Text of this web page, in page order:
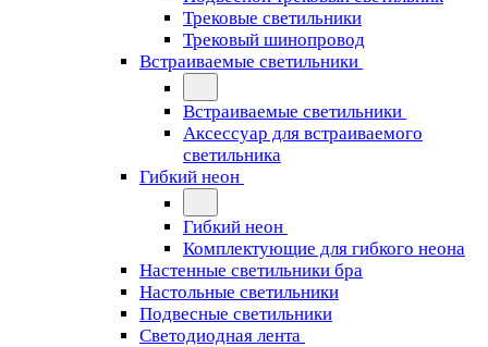
Трековые светильники
Трековый шинопровод
Встраиваемые светильники
Встраиваемые светильники
Аксессуар для встраиваемого
светильника
Гибкий неон
Гибкий неон
Комплектующие для гибкого неона
Настенные светильники бра
Настольные светильники
Подвесные светильники
Светодиодная лента